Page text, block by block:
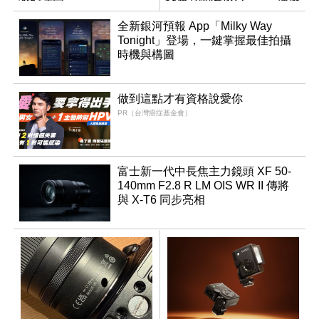
製
全新銀河預報 App「Milky Way
Tonight」登場，一鍵掌握最佳拍攝
時機與構圖
做到這點才有資格說愛你
PR（台灣癌症基金會）
富士新一代中長焦主力鏡頭 XF 50-
140mm F2.8 R LM OIS WR II 傳將
與 X-T6 同步亮相